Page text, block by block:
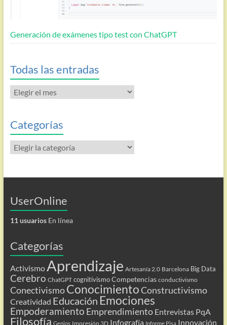
Generación de exámenes tipo test con ChatGPT
Todas las entradas
Todas
las
Categorías
Categorías
UserOnline
11 usuariosEn línea
Categorías
Activismo Aprendizaje Artesanía 2.0 Barcelona Big Data
Cerebro ChatGPT cognitivismo Competencias conductivismo
ConectivismoConocimientoConstructivismo
Creatividad Educación Emociones
Empoderamiento Emprendimiento Entrevistas PqA
Filosofía Genios Impresión 3D Infografía Informe Pisa Innovación